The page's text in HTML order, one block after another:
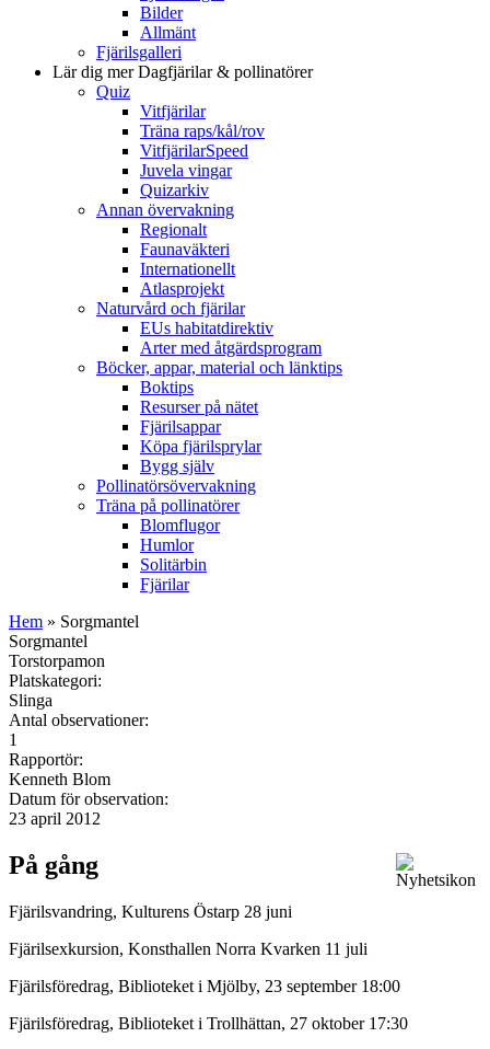
Bilder
Allmänt
Fjärilsgalleri
Lär dig merDagfjärilar & pollinatörer
Quiz
Vitfjärilar
Träna raps/kål/rov
VitfjärilarSpeed
Juvela vingar
Quizarkiv
Annan övervakning
Regionalt
Faunaväkteri
Internationellt
Atlasprojekt
Naturvård och fjärilar
EUs habitatdirektiv
Arter med åtgärdsprogram
Böcker, appar, material och länktips
Boktips
Resurser på nätet
Fjärilsappar
Köpa fjärilsprylar
Bygg själv
Pollinatörsövervakning
Träna på pollinatörer
Blomflugor
Humlor
Solitärbin
Fjärilar
Hem » Sorgmantel
Sorgmantel
Torstorpamon
Platskategori:
Slinga
Antal observationer:
1
Rapportör:
Kenneth Blom
Datum för observation:
23 april 2012
På gång
Fjärilsvandring, Kulturens Östarp 28 juni
Fjärilsexkursion, Konsthallen Norra Kvarken 11 juli
Fjärilsföredrag, Biblioteket i Mjölby, 23 september 18:00
Fjärilsföredrag, Biblioteket i Trollhättan, 27 oktober 17:30